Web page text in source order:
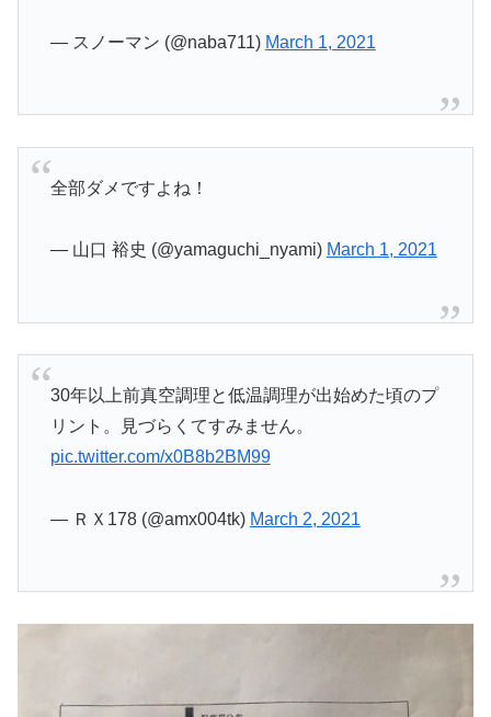
— スノーマン (@naba711) March 1, 2021
全部ダメですよね！
— 山口 裕史 (@yamaguchi_nyami) March 1, 2021
30年以上前真空調理と低温調理が出始めた頃のプ
リント。見づらくてすみません。
pic.twitter.com/x0B8b2BM99
— ＲＸ178 (@amx004tk) March 2, 2021